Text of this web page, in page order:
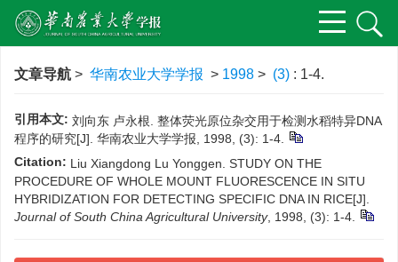
文章导航 > 华南农业大学学报 > 1998 > (3) : 1-4.
引用本文: 刘向东 卢永根. 整体荧光原位杂交用于检测水稻特异DNA
程序的研究[J]. 华南农业大学学报, 1998, (3): 1-4.
Citation: Liu Xiangdong Lu Yonggen. STUDY ON THE
PROCEDURE OF WHOLE MOUNT FLUORESCENCE IN SITU
HYBRIDIZATION FOR DETECTING SPECIFIC DNA IN RICE[J].
Journal of South China Agricultural University, 1998, (3): 1-4.